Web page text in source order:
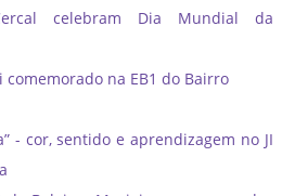
celebram Dia Mundial da
comemorado na EB1 do Bairro
- cor, sentido e aprendizagem no JI